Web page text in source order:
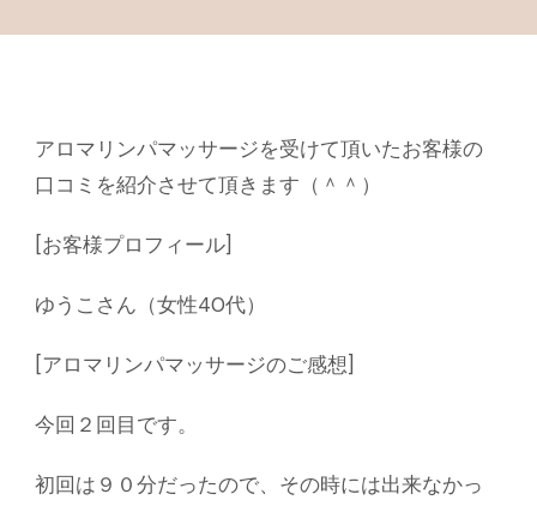
アロマリンパマッサージを受けて頂いたお客様の
口コミを紹介させて頂きます（＾＾）
[お客様プロフィール]
ゆうこさん（女性40代）
[アロマリンパマッサージのご感想]
今回２回目です。
初回は９０分だったので、その時には出来なかっ